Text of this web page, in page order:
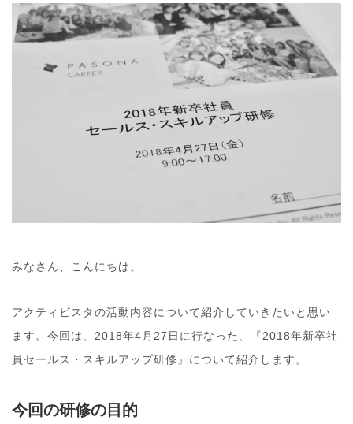
n
みなさん、こんにちは。
アクティビスタの活動内容について紹介していきたいと思い
ます。今回は、2018年4月27日に行なった、『2018年新卒社
員セールス・スキルアップ研修』について紹介します。
今回の研修の目的